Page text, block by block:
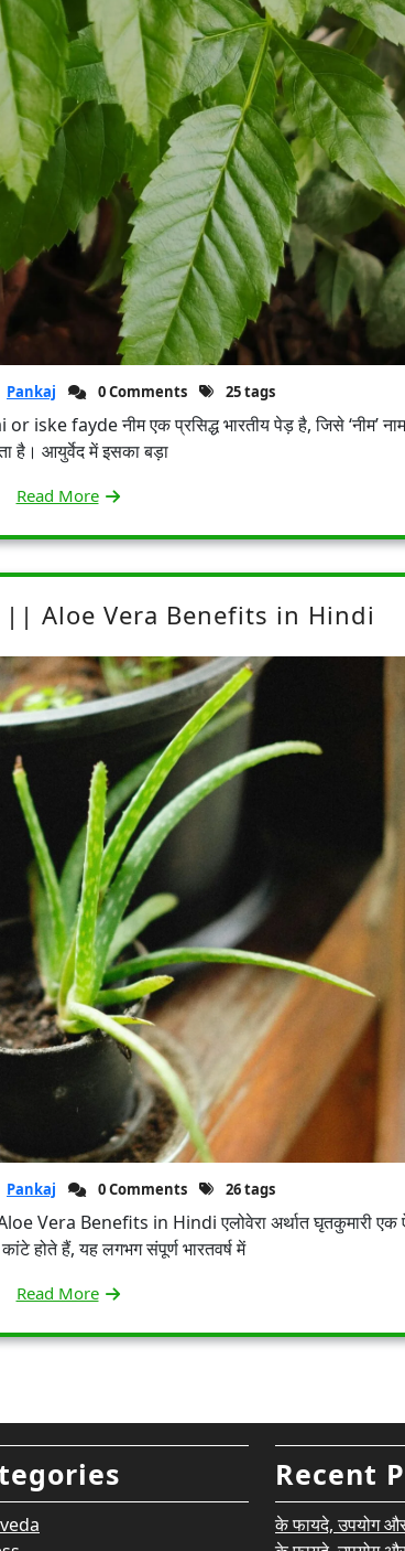
Pankaj 0 Comments 25 tags
fayde नीम एक प्रसिद्ध भारतीय पेड़ है, जिसे ‘नीम’
है। आयुर्वेद में इसका बड़ा
Read More
|| Aloe Vera Benefits in Hindi
Pankaj 0 Comments 26 tags
Vera Benefits in Hindi एलोवेरा अर्थात घृतकुमारी एक
होते हैं, यह लगभग संपूर्ण भारतवर्ष में
Read More
Recent
के फायदे, उपयोग